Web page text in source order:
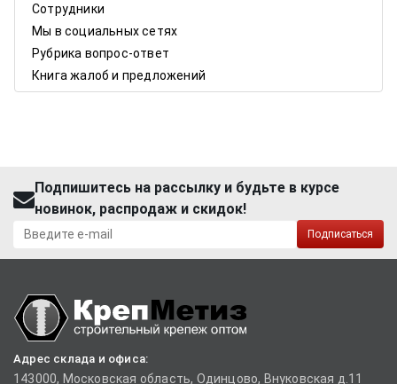
Сотрудники
Мы в социальных сетях
Рубрика вопрос-ответ
Книга жалоб и предложений
Подпишитесь на рассылку и будьте в курсе
новинок, распродаж и скидок!
Подписаться
Адрес склада и офиса:
143000, Московская область, Одинцово, Внуковская д.11